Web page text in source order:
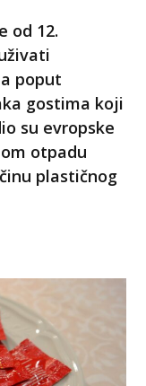
od 12.
poput
gostima koji
su evropske
otpadu
plastičnog